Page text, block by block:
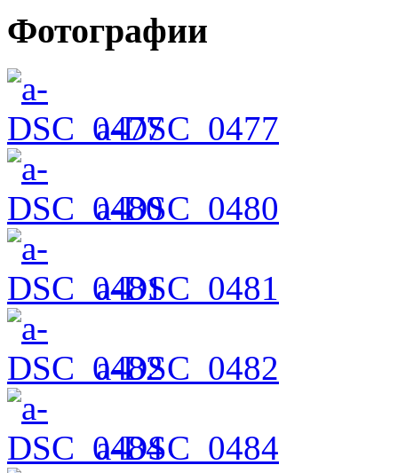
Фотографии
a-DSC_0477
a-DSC_0480
a-DSC_0481
a-DSC_0482
a-DSC_0484